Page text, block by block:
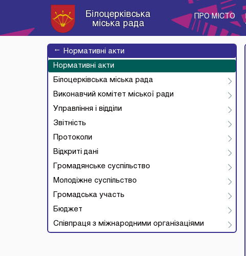
Білоцерківська
міська рада
ПРО МІСТО
→
Нормативні акти
Нормативні акти
Білоцерківська міська рада
Виконавчий комітет міської ради
Управління і відділи
Звітність
Протоколи
Відкриті дані
Громадянське суспільство
Молодіжне суспільство
Громадська участь
Бюджет
Співпраця з міжнародними організаціями